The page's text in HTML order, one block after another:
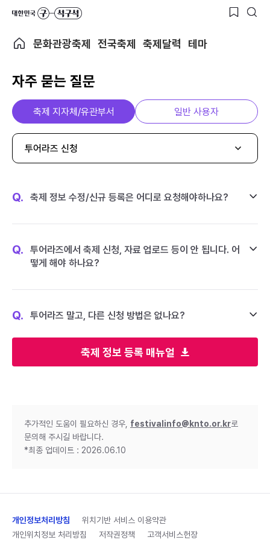
문화관광축제 전국축제 축제달력 테마
자주 묻는 질문
축제 정보 등록 매뉴얼
축제 지자체/유관부서 일반 사용자
투어라즈 신청
Q. 축제 정보 수정/신규 등록은 어디로 요청해야하나요?
Q.
투어라즈에서 축제 신청, 자료 업로드 등이 안 됩니다. 어
떻게 해야 하나요?
Q. 투어라즈 말고, 다른 신청 방법은 없나요?
추가적인 도움이 필요하신 경우, festivalinfo@knto.or.kr로
문의해 주시길 바랍니다.
*최종 업데이트 : 2026.06.10
개인정보처리방침
위치기반 서비스 이용약관
개인위치정보 처리방침
저작권정책 고객서비스헌장